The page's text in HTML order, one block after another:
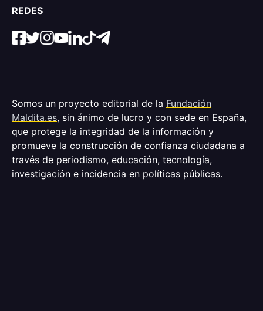
REDES
Somos un proyecto editorial de la Fundación
Maldita.es, sin ánimo de lucro y con sede en España,
que protege la integridad de la información y
promueve la construcción de confianza ciudadana a
través de periodismo, educación, tecnología,
investigación e incidencia en políticas públicas.